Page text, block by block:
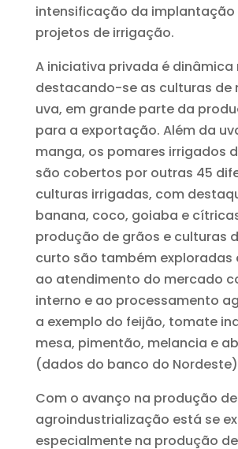
intensificação da implantação
projetos de irrigação.
A iniciativa privada é dinâmica
destacando-se as culturas de
uva, em grande parte da
para a exportação. Além da
manga, os pomares irrigados
são cobertos por outras 45
culturas irrigadas, com
banana, coco, goiaba e
produção de grãos e culturas
curto são também exploradas
ao atendimento do mercado
interno e ao processamento
a exemplo do feijão, tomate
mesa, pimentão, melancia e
(dados do banco do
Com o avanço na produção
agroindustrialização está se
especialmente na produção de